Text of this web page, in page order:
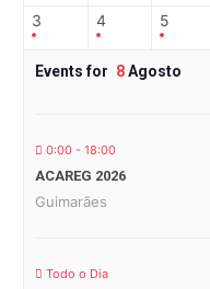
3 4 5
Events for 8Agosto
0:00 - 18:00
ACAREG 2026
Guimarães
Todo o Dia